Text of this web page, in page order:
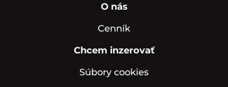
O nás
Cenník
Chcem inzerovať
Súbory cookies